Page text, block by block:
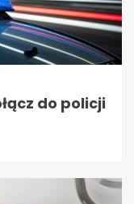
do policji